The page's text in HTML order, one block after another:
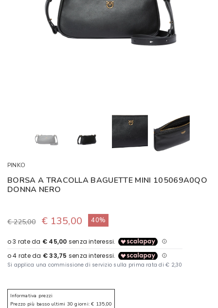
PINKO
BORSA A TRACOLLA BAGUETTE MINI 105069A0QO
DONNA NERO
€ 225,00 € 135,00 40%
Informativa prezzi
Prezzo più basso ultimi 30 giorni: € 135,00